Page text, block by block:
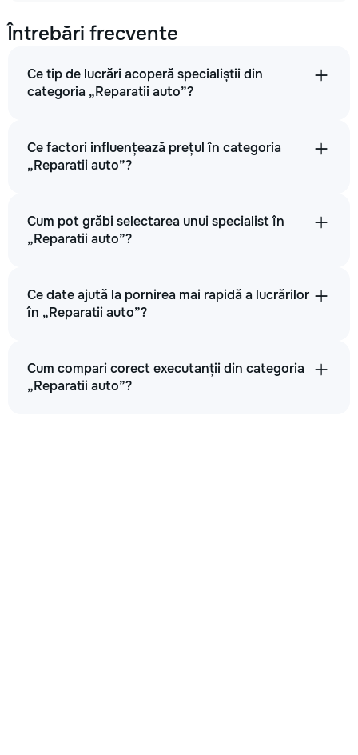
Întrebări frecvente
Ce tip de lucrări acoperă specialiștii din
categoria „Reparatii auto”?
Ce factori influențează prețul în categoria
„Reparatii auto”?
Cum pot grăbi selectarea unui specialist în
„Reparatii auto”?
Ce date ajută la pornirea mai rapidă a lucrărilor
în „Reparatii auto”?
Cum compari corect executanții din categoria
„Reparatii auto”?